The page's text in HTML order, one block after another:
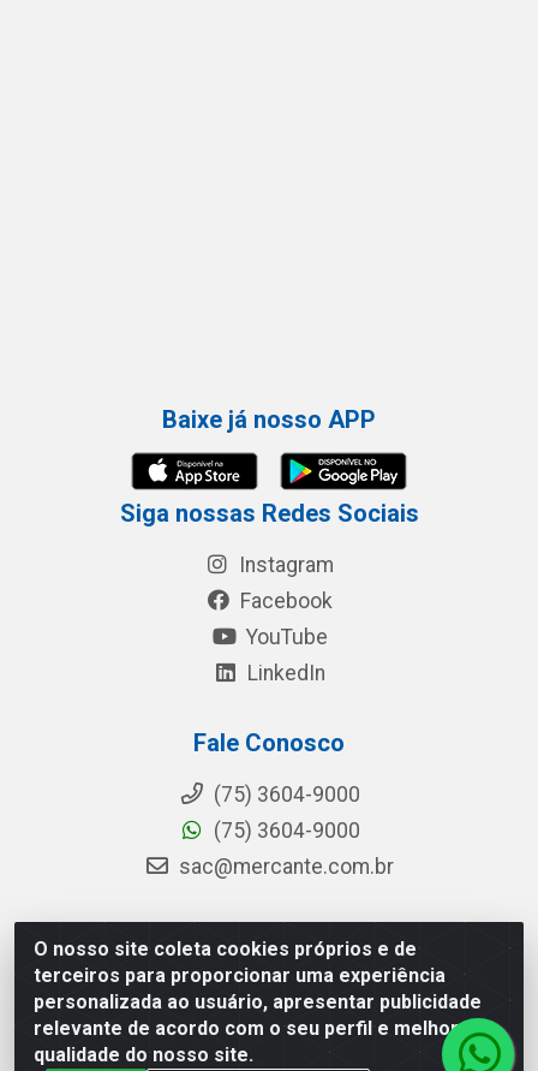
O nosso site coleta cookies próprios e de
terceiros para proporcionar uma experiência
personalizada ao usuário, apresentar publicidade
relevante de acordo com o seu perfil e melhorar a
qualidade do nosso site.
Baixe já nosso APP
Siga nossas Redes Sociais
Instagram
Facebook
YouTube
LinkedIn
Fale Conosco
(75) 3604-9000
(75) 3604-9000
sac@mercante.com.br
Mercante Distribuidora - Rua Mercante, 699 - Aviário,
Feira de Santana/BA - CEP 44.096-218 - CNPJ
96.755.848/0001-08